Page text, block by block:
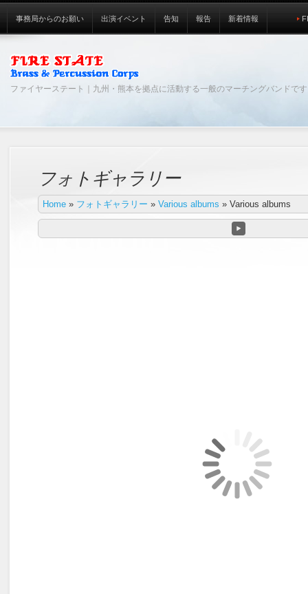
ファイヤーステート｜九州・熊本を拠点に活動する一般のマーチングバンドで
事務局からのお願い 出演イベント 告知 報告 新着情報
フォトギャラリー
Home » フォトギャラリー » Various albums » Various albums